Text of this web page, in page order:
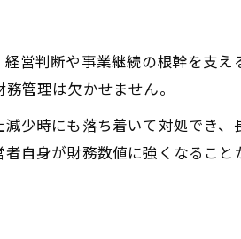
営判断や事業継続の根幹を支
管理は欠かせません。
少時にも落ち着いて対処でき
自身が財務数値に強くなるこ